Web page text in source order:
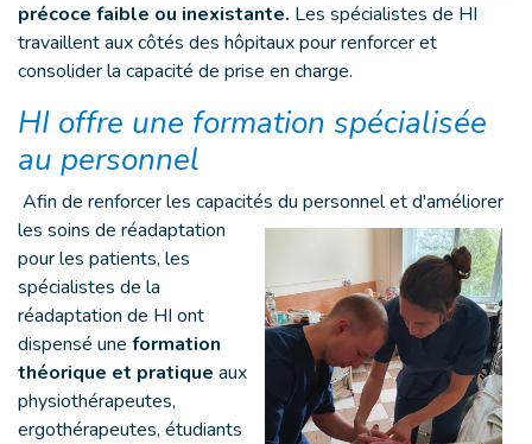
précoce faible ou inexistante. Les spécialistes de HI
travaillent aux côtés des hôpitaux pour renforcer et
consolider la capacité de prise en charge.
HI offre une formation spécialisée
au personnel
Afin de renforcer les capacités du personnel et d'améliorer
les soins de réadaptation
pour les patients, les
spécialistes de la
réadaptation de HI ont
dispensé une formation
théorique et pratique aux
physiothérapeutes,
ergothérapeutes, étudiants